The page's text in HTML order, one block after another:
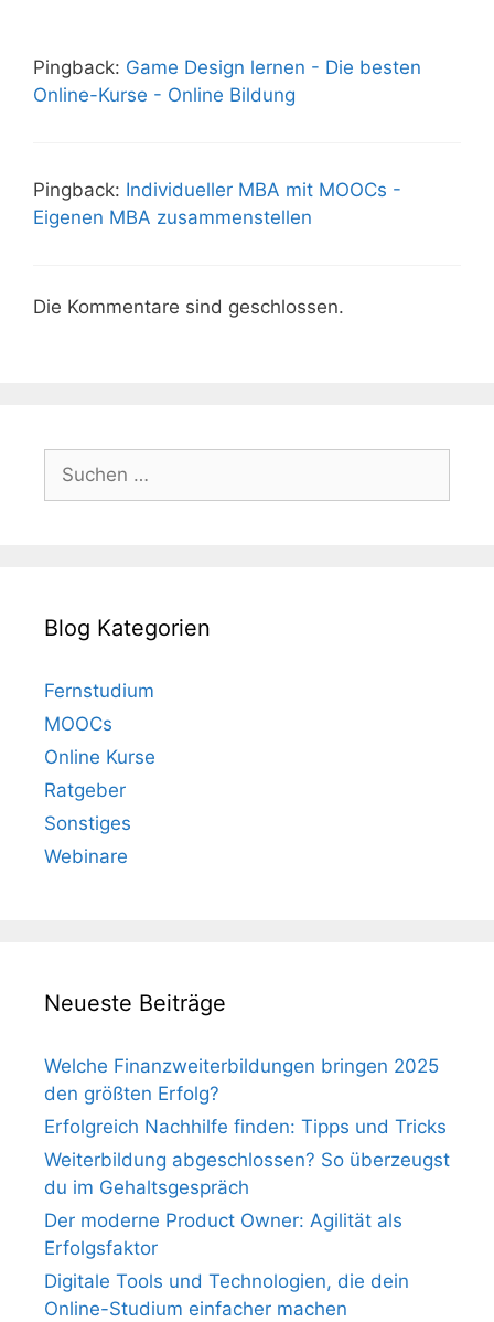
Pingback: Game Design lernen - Die besten
Online-Kurse - Online Bildung
Pingback: Individueller MBA mit MOOCs -
Eigenen MBA zusammenstellen
Die Kommentare sind geschlossen.
nach:
Blog Kategorien
Fernstudium
MOOCs
Online Kurse
Ratgeber
Sonstiges
Webinare
Neueste Beiträge
Welche Finanzweiterbildungen bringen 2025
den größten Erfolg?
Erfolgreich Nachhilfe finden: Tipps und Tricks
Weiterbildung abgeschlossen? So überzeugst
du im Gehaltsgespräch
Der moderne Product Owner: Agilität als
Erfolgsfaktor
Digitale Tools und Technologien, die dein
Online-Studium einfacher machen